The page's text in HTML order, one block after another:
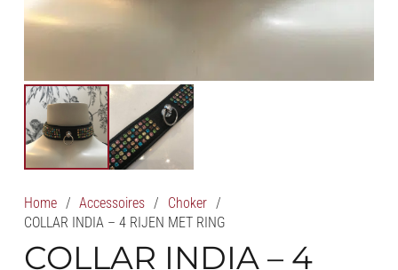
Home / Accessoires / Choker /
COLLAR INDIA – 4 RIJEN MET RING
COLLAR INDIA – 4